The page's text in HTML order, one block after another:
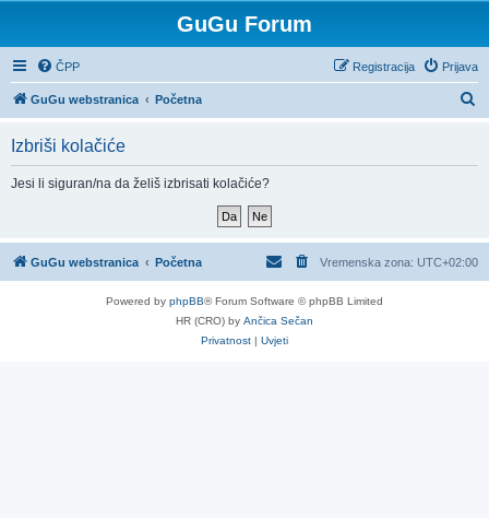
GuGu Forum
ČPP Prijava
Registracija
GuGu webstranica Početna
n
Izbriši kolačiće
Jesi li siguran/na da želiš izbrisati kolačiće?
GuGu webstranica Početna Vremenska zona: UTC+02:00
Powered by phpBB® Forum Software © phpBB Limited
HR (CRO) by Ančica Sečan
Privatnost | Uvjeti